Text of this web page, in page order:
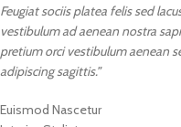
Feugiat sociis platea felis sed
vestibulum ad aenean nostra
pretium orci vestibulum aenean
adipiscing sagittis.”
Euismod Nascetur